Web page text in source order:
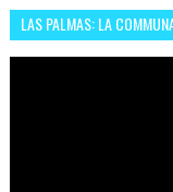
LAS PALMAS: LA